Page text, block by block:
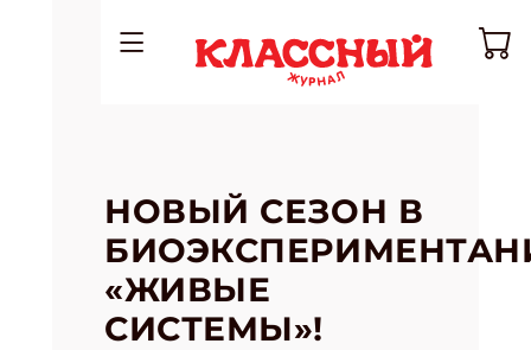
НОВЫЙ СЕЗОН В
«ЖИВЫЕ
СИСТЕМЫ»!